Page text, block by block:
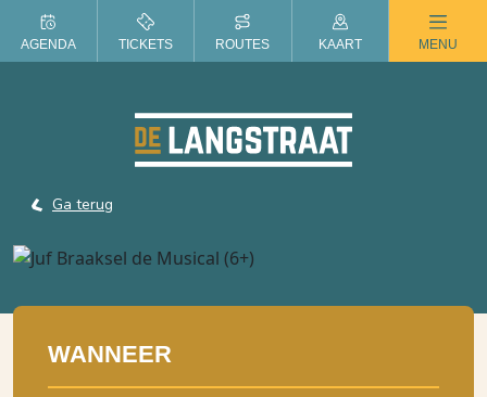
ZOMER IN DE LANGSTRAAT
Ga terug
WANNEER
AGENDA TICKETS ROUTES KAART MENU